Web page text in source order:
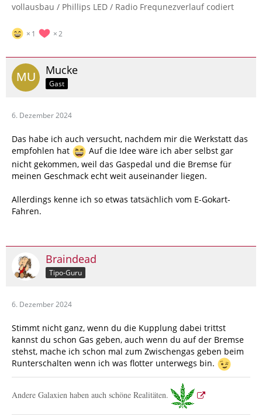
vollausbau / Phillips LED / Radio Frequnezverlauf codiert
1 2
Mucke
Gast
6. Dezember 2024
Das habe ich auch versucht, nachdem mir die Werkstatt das
empfohlen hat
Auf die Idee wäre ich aber selbst gar
nicht gekommen, weil das Gaspedal und die Bremse für
meinen Geschmack echt weit auseinander liegen.
Allerdings kenne ich so etwas tatsächlich vom E-Gokart-
Fahren.
Braindead
Tipo-Guru
6. Dezember 2024
Stimmt nicht ganz, wenn du die Kupplung dabei trittst
kannst du schon Gas geben, auch wenn du auf der Bremse
stehst, mache ich schon mal zum Zwischengas geben beim
Runterschalten wenn ich was flotter unterwegs bin.
Andere Galaxien haben auch schöne Realitäten.